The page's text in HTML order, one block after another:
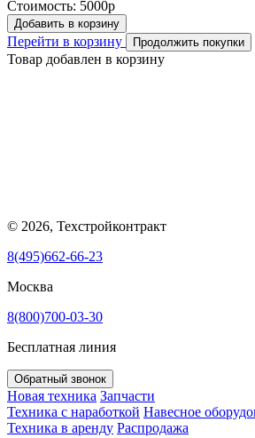
Стоимость: 5000р
Добавить в корзину
Перейти в корзину Продолжить покупки
Товар добавлен в корзину
© 2026, Техстройконтракт
8(495)662-66-23
Москва
8(800)700-03-30
Бесплатная линия
Обратный звонок
Новая техника Запчасти
Техника с наработкой Навесное
Техника в аренду Распродажа